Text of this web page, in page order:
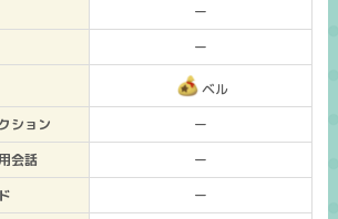
ー
ー
ベル
ション
ー
会話
ー
ー